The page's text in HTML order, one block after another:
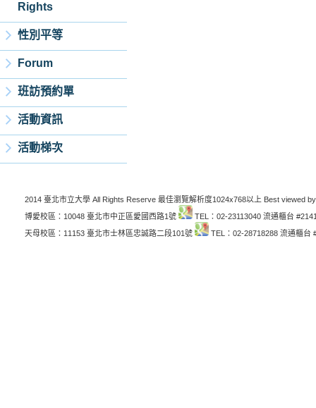
Rights
性別平等
Forum
班訪預約單
活動資訊
活動梯次
2014 臺北市立大學 All Rights Reserve 最佳瀏覽解析度1024x768以上 Best viewed
博愛校區：10048 臺北市中正區愛國西路1號
TEL：02-23113040 流通櫃台
天母校區：11153 臺北市士林區忠誠路二段101號
TEL：02-28718288 流通櫃台